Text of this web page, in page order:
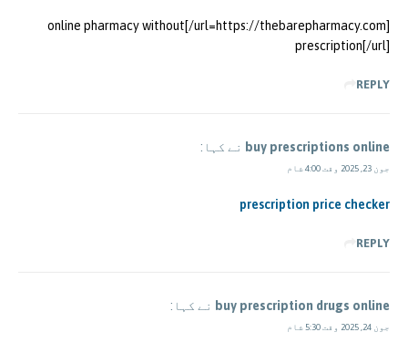
[url=https://thebarepharmacy.com/]online pharmacy without
prescription[/url]
REPLY
buy prescriptions online نے کہا:
جون 23, 2025 وقت 4:00 شام
prescription price checker
REPLY
buy prescription drugs online نے کہا:
جون 24, 2025 وقت 5:30 شام